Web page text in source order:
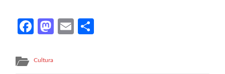
Facebook
Mastodon
Email
Cultura